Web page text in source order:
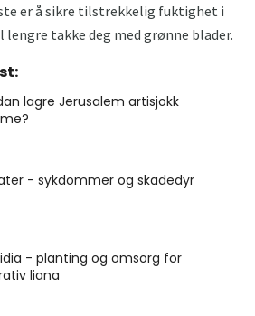
er å sikre tilstrekkelig fuktighet i
takke deg med grønne blader.
lagre Jerusalem artisjokk
- sykdommer og skadedyr
- planting og omsorg for
liana